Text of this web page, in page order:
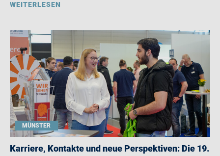
WEITERLESEN
MÜNSTER
Karriere, Kontakte und neue Perspektiven: Die 19.